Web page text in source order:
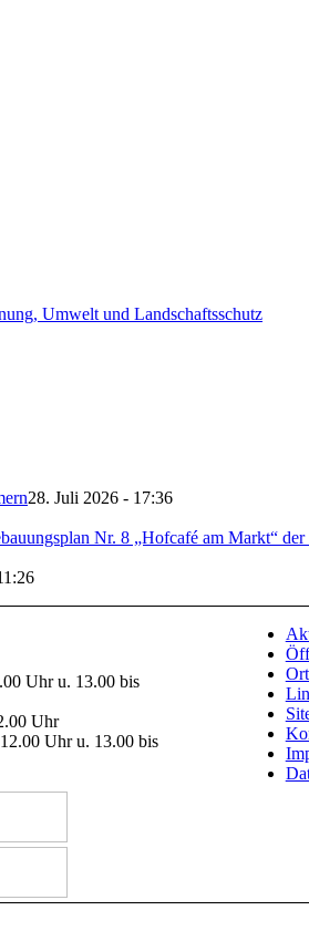
Umwelt und Landschaftsschutz
28. Juli 2026 - 17:36
Nr. 8 „Hofcafé am Markt“
Uhr u. 13.00 bis
Uhr
Uhr u. 13.00 bis